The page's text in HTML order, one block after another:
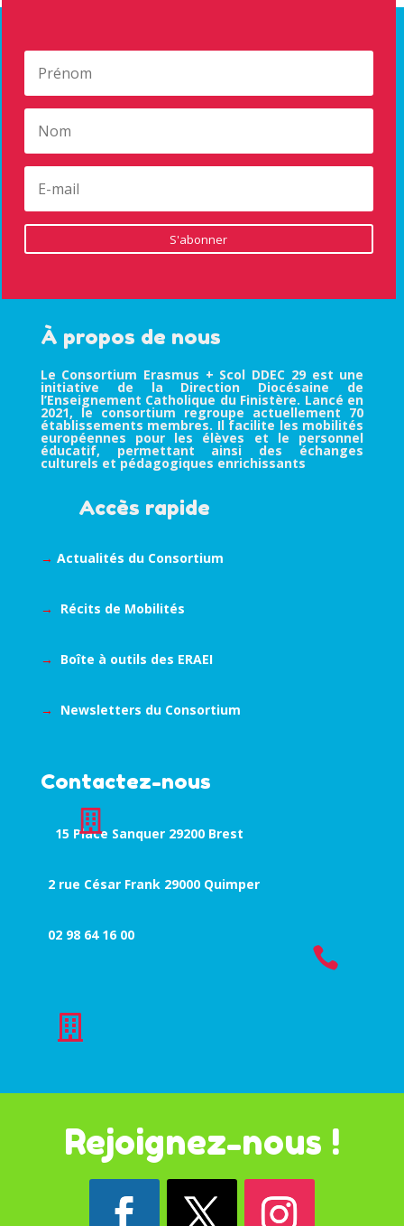
S'abonner
À propos de nous
Le Consortium Erasmus + Scol DDEC 29 est une
initiative de la Direction Diocésaine de
l’Enseignement Catholique du Finistère. Lancé en
2021, le consortium regroupe actuellement 70
établissements membres. Il facilite les mobilités
européennes pour les élèves et le personnel
éducatif, permettant ainsi des échanges
culturels et pédagogiques enrichissants
Accès rapide
→ Actualités du Consortium
→ Récits de Mobilités
→ Boîte à outils des ERAEI
→ Newsletters du Consortium
Contactez-nous
15 Place Sanquer 29200 Brest
2 rue César Frank 29000 Quimper
02 98 64 16 00

Rejoignez-nous !

